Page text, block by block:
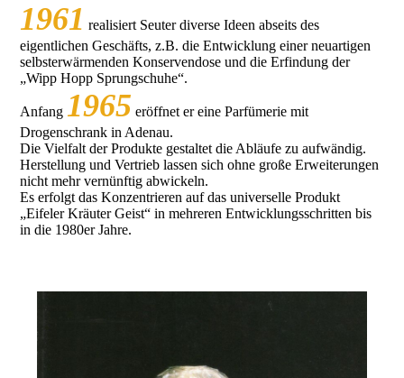
1961 realisiert Seuter diverse Ideen abseits des
eigentlichen Geschäfts, z.B. die Entwicklung einer neuartigen
selbsterwärmenden Konservendose und die Erfindung der
„Wipp Hopp Sprungschuhe“.
Anfang 1965 eröffnet er eine Parfümerie mit
Drogenschrank in Adenau.
Die Vielfalt der Produkte gestaltet die Abläufe zu aufwändig.
Herstellung und Vertrieb lassen sich ohne große Erweiterungen
nicht mehr vernünftig abwickeln.
Es erfolgt das Konzentrieren auf das universelle Produkt
„Eifeler Kräuter Geist“ in mehreren Entwicklungsschritten bis
in die 1980er Jahre.